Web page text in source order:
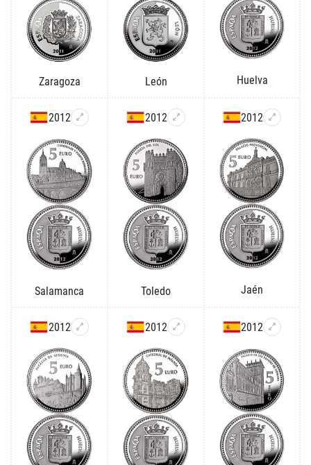
Zaragoza León Huelva
2012
Salamanca
2012
Toledo
2012
Jaén
2012 2012 2012